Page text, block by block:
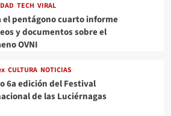
TECH VIRAL
el pentágono cuarto informe
y documentos sobre el
OVNI
CULTURA NOTICIAS
6a edición del Festival
de las Luciérnagas